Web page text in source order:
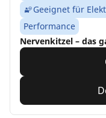
Geeignet für
Performance
Nervenkitzel – das